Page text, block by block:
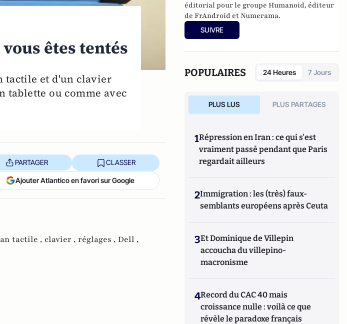
êtes tentés
tactile et d'un clavier
tablette ou comme avec
PARTAGER CLASSER
Ajouter Atlantico en favori sur Google
tactile , clavier , réglages , Dell ,
éditorial pour le groupe Humanoid, éditeur
de FrAndroid et Numerama.
SUIVRE
POPULAIRES 24 Heures 7 Jours
PLUS LUS PLUS PARTAGES
1Répression en Iran : ce qui s'est
vraiment passé pendant que Paris
regardait ailleurs
2Immigration : les (très) faux-
semblants européens après Ceuta
3Et Dominique de Villepin
accoucha du villepino-
macronisme
4Record du CAC 40 mais
croissance nulle : voilà ce que
révèle le paradoxe français